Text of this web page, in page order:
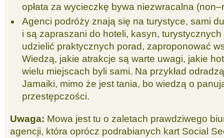
opłata za wycieczkę bywa niezwracalna
Agenci podróży znają się na turystyce, sami
i są zapraszani do hoteli, kasyn,
udzielić praktycznych porad, zaproponować
Wiedzą, jakie atrakcje są warte uwagi, jakie
wielu miejscach byli sami. Na przykład
Jamaiki, mimo że jest tania, bo wiedzą o
przestępczości.
Uwaga: Mowa jest tu o zaletach prawdziwego
agencji, która oprócz podrabianych kart Social